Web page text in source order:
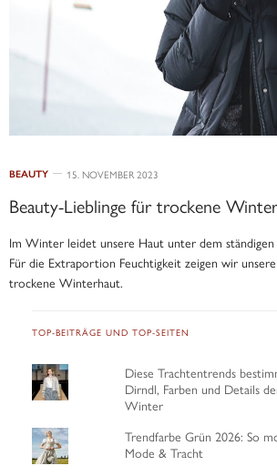
BEAUTY 15. NOVEMBER 2023
Beauty-Lieblinge für trockene
Im Winter leidet unsere Haut unter dem ständigen
Für die Extraportion Feuchtigkeit zeigen wir
trockene Winterhaut.
TOP-BEITRÄGE UND TOP-SEITEN
Diese Trachtentrends
Dirndl, Farben und Details
Winter
Trendfarbe Grün 2026: So
Mode & Tracht